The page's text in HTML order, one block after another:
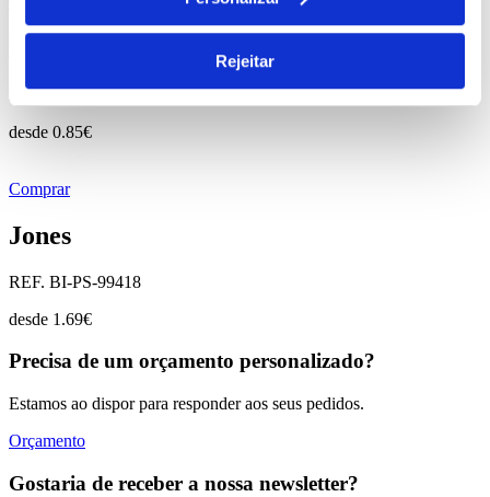
Rejeitar
REF. BI-PS-99427
desde 0.85€
Comprar
Jones
REF. BI-PS-99418
desde 1.69€
Precisa de um orçamento personalizado?
Estamos ao dispor para responder aos seus pedidos.
Orçamento
Gostaria de receber a nossa newsletter?